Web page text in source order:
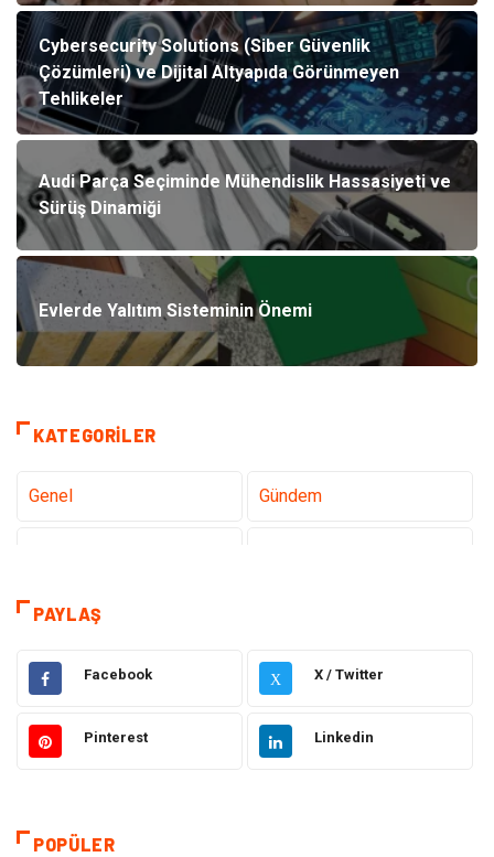
Cybersecurity Solutions (Siber Güvenlik
Çözümleri) ve Dijital Altyapıda Görünmeyen
Tehlikeler
Audi Parça Seçiminde Mühendislik Hassasiyeti ve
Sürüş Dinamiği
Evlerde Yalıtım Sisteminin Önemi
KATEGORILER
Genel Gündem
Tanıtıcı Reklam
Elektrik Elektronik Makine
Otomotiv Ulaşım ve Taşımacılık
Giyim
PAYLAŞ
Facebook X X / Twitter
Pinterest Linkedin
POPÜLER